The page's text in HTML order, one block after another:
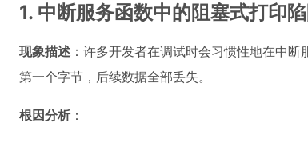
1. 中断服务函数中的阻塞式打印
现象描述 ：许多开发者在调试时会习惯性地在中
第一个字节，后续数据全部丢失。
根因分析 ：